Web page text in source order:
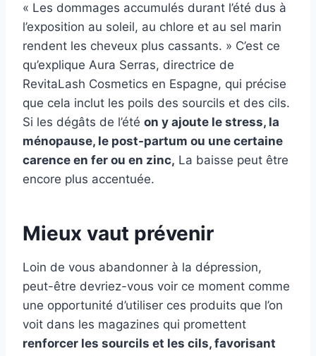
« Les dommages accumulés durant l’été dus à
l’exposition au soleil, au chlore et au sel marin
rendent les cheveux plus cassants. » C’est ce
qu’explique Aura Serras, directrice de
RevitaLash Cosmetics en Espagne, qui précise
que cela inclut les poils des sourcils et des cils.
Si les dégâts de l’été on y ajoute le stress, la
ménopause, le post-partum ou une certaine
carence en fer ou en zinc, La baisse peut être
encore plus accentuée.
Mieux vaut prévenir
Loin de vous abandonner à la dépression,
peut-être devriez-vous voir ce moment comme
une opportunité d’utiliser ces produits que l’on
voit dans les magazines qui promettent
renforcer les sourcils et les cils, favorisant